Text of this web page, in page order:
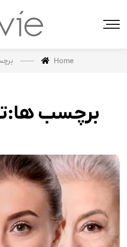
Home
برچسب